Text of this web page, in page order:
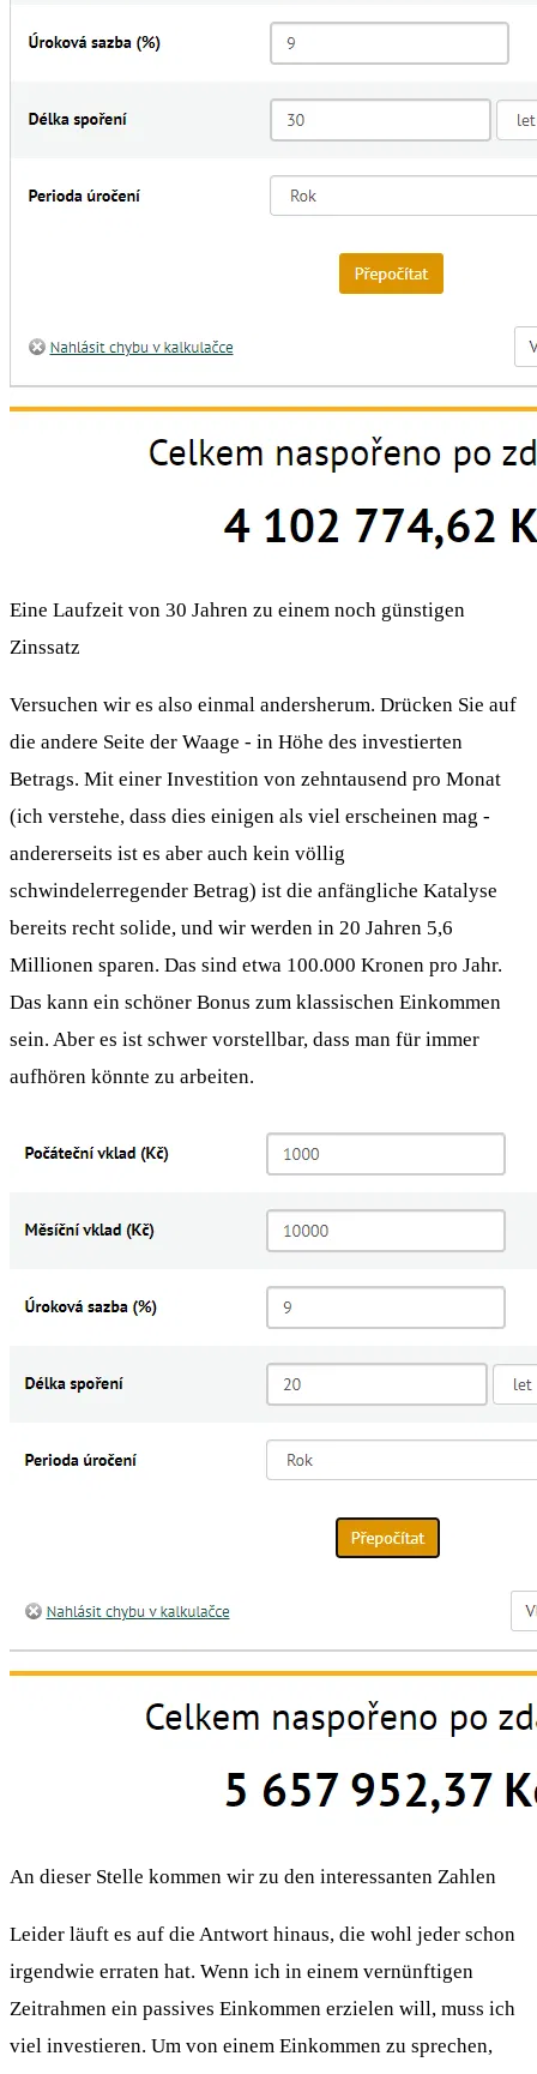
Eine Laufzeit von 30 Jahren zu einem noch günstigen
Zinssatz
Versuchen wir es also einmal andersherum. Drücken Sie auf
die andere Seite der Waage - in Höhe des investierten
Betrags. Mit einer Investition von zehntausend pro Monat
(ich verstehe, dass dies einigen als viel erscheinen mag -
andererseits ist es aber auch kein völlig
schwindelerregender Betrag) ist die anfängliche Katalyse
bereits recht solide, und wir werden in 20 Jahren 5,6
Millionen sparen. Das sind etwa 100.000 Kronen pro Jahr.
Das kann ein schöner Bonus zum klassischen Einkommen
sein. Aber es ist schwer vorstellbar, dass man für immer
aufhören könnte zu arbeiten.
An dieser Stelle kommen wir zu den interessanten Zahlen
Leider läuft es auf die Antwort hinaus, die wohl jeder schon
irgendwie erraten hat. Wenn ich in einem vernünftigen
Zeitrahmen ein passives Einkommen erzielen will, muss ich
viel investieren. Um von einem Einkommen zu sprechen,